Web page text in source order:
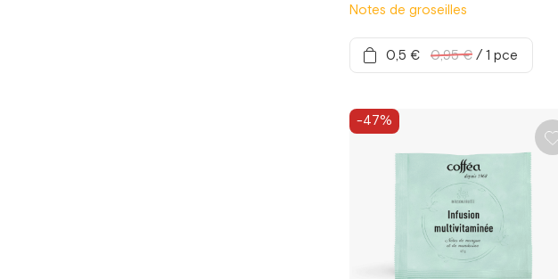
Notes de groseilles
0,5 € 0,95 € /1 pce
-47%